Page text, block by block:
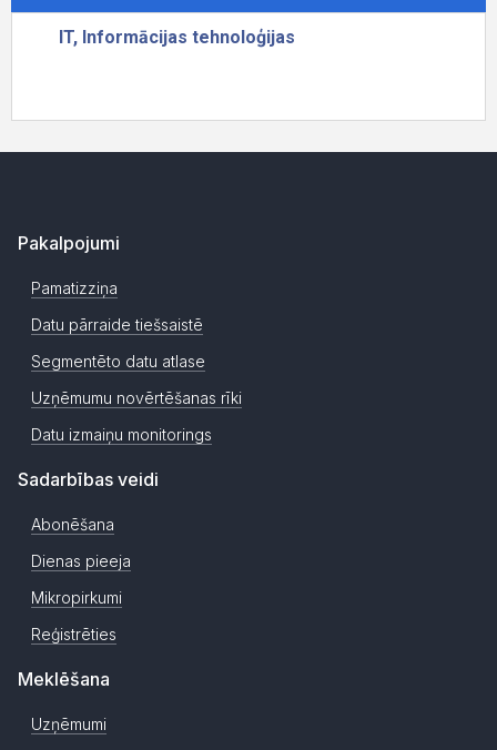
Pakalpojumi
Pamatizziņa
Datu pārraide tiešsaistē
Segmentēto datu atlase
Uzņēmumu novērtēšanas rīki
Datu izmaiņu monitorings
Sadarbības veidi
Abonēšana
Dienas pieeja
Mikropirkumi
Reģistrēties
Meklēšana
Uzņēmumi